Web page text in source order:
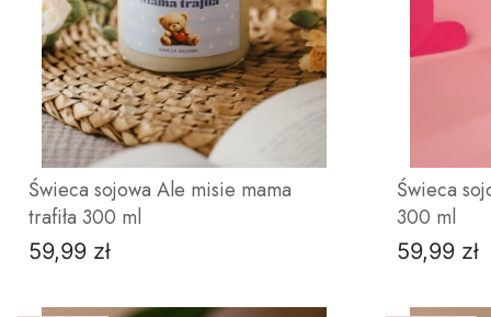
Świeca sojowa Ale misie mama
trafiła 300 ml
Cena
59,99 zł
Świeca
300 ml
Cena
59,99 zł